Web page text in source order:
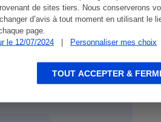
de sites tiers. Nous conserverons
d’avis à tout moment en utilisant le
page.
le 12/07/2024
| Personnaliser mes choix
TOUT ACCEPTER &